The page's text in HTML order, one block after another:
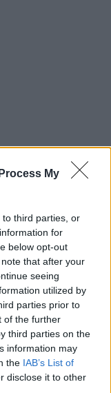
My
third parties, or
for
below opt-out
that after your
seeing
utilized by
parties prior to
of the further
third parties on the
information may
the IAB’s List of
disclose it to other